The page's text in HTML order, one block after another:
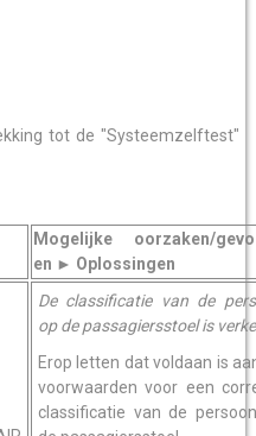
tot de "Systeemzelftest"
Mogelijke oorzaken/
en ► Oplossingen
De classificatie van de
op de passagiersstoel is
Erop letten dat voldaan is
voorwaarden voor een
classificatie van de